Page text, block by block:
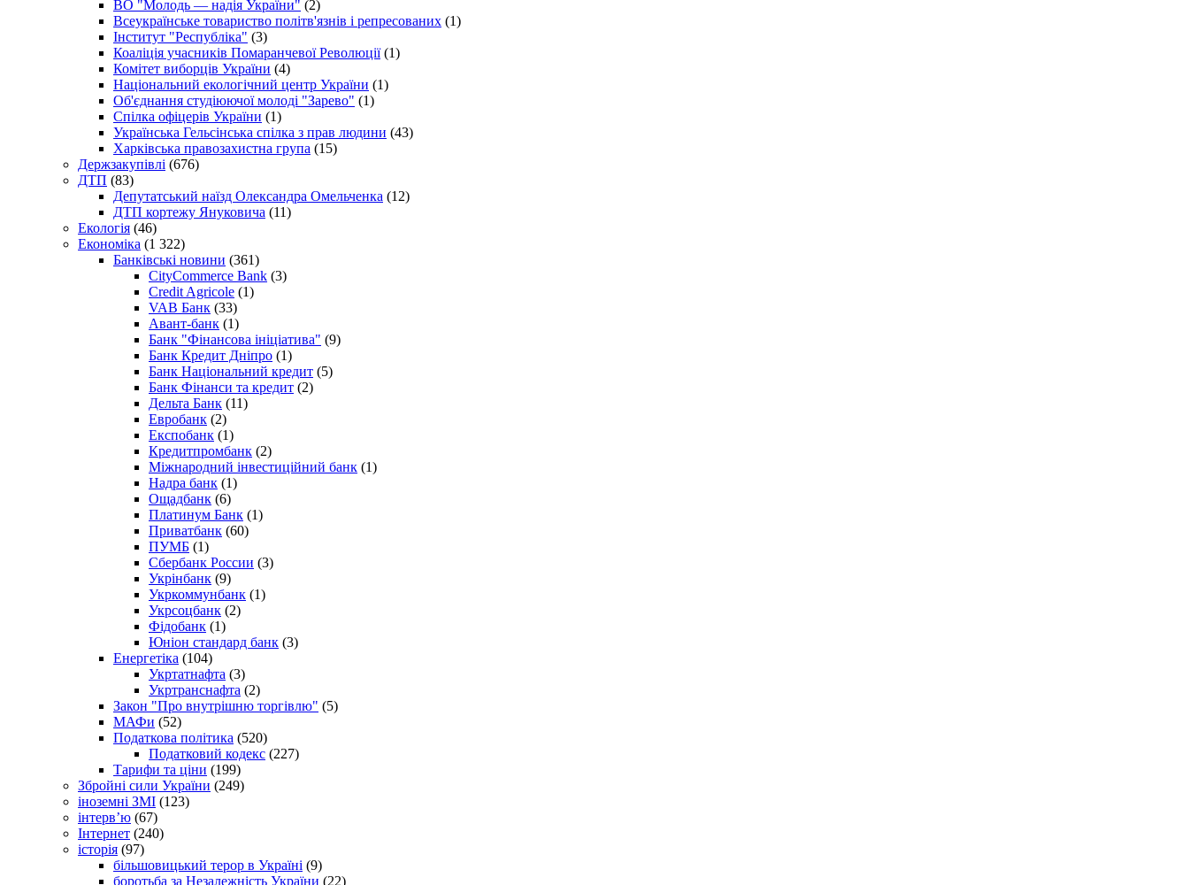
ВО "Молодь — надія України" (2)
Всеукраїнське товариство політв'язнів і репресованих (1)
Інститут "Республіка" (3)
Коаліція учасників Помаранчевої Революції(1)
Комітет виборців України (4)
Національний екологічний центр України (1)
Об'єднання студіюючої молоді "Зарево" (1)
Спілка офіцерів України (1)
Українська Гельсінська спілка з прав людини (43)
Харківська правозахистна група (15)
Держзакупівлі (676)
ДТП (83)
Депутатський наїзд Олександра Омельченка (12)
ДТП кортежу Януковича (11)
Екологія (46)
Економіка (1 322)
Банківські новини (361)
CityCommerce Bank (3)
Credit Agricole (1)
VAB Банк (33)
Авант-банк (1)
Банк "Фінансова ініціатива" (9)
Банк Кредит Дніпро (1)
Банк Національний кредит (5)
Банк Фінанси та кредит (2)
Дельта Банк (11)
Евробанк (2)
Експобанк (1)
Кредитпромбанк (2)
Міжнародний інвестиційний банк (1)
Надра банк (1)
Ощадбанк (6)
Платинум Банк (1)
Приватбанк (60)
ПУМБ (1)
Сбербанк России (3)
Укрінбанк (9)
Укркоммунбанк (1)
Укрсоцбанк (2)
Фідобанк (1)
Юніон стандард банк (3)
Енергетіка (104)
Укртатнафта (3)
Укртранснафта (2)
Закон "Про внутрішню торгівлю" (5)
МАФи (52)
Податкова політика (520)
Податковий кодекс (227)
Тарифи та ціни (199)
Збройні сили України (249)
іноземні ЗМІ (123)
інтерв’ю (67)
Інтернет (240)
історія (97)
більшовицький терор в Україні (9)
боротьба за Незалежність України (22)